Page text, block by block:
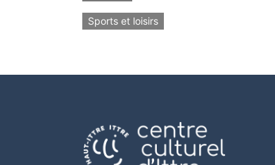
Sports et loisirs